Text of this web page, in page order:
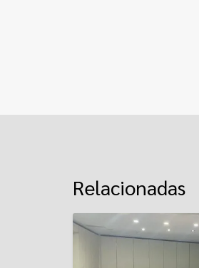
Relacionadas